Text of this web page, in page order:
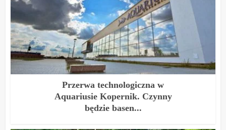
Przerwa technologiczna w
Aquariusie Kopernik. Czynny
będzie basen...